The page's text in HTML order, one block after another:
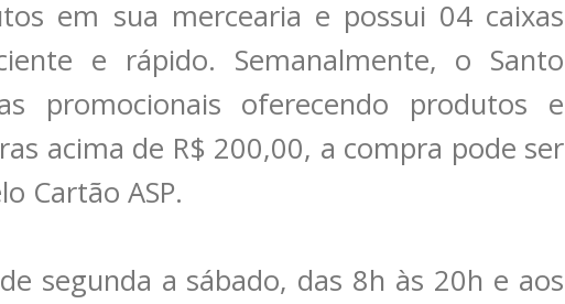
em sua mercearia e possui 04 caixas
e rápido. Semanalmente, o Santo
promocionais oferecendo produtos e
acima de R$ 200,00, a compra pode ser
Cartão ASP.
segunda a sábado, das 8h às 20h e aos